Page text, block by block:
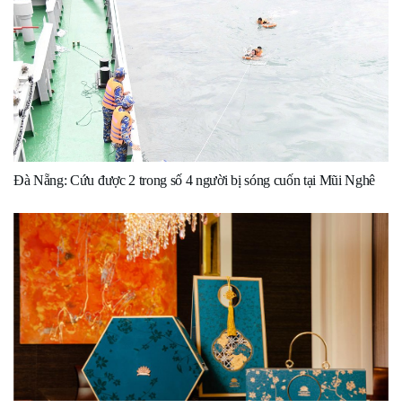
Đà Nẵng: Cứu được 2 trong số 4 người bị sóng cuốn tại Mũi Nghê